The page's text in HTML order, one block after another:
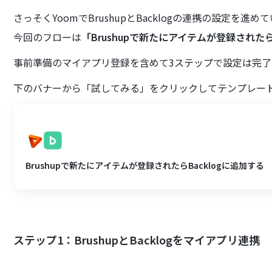
さっそくYoomでBrushupとBacklogの連携の設定を進め
今回のフローは 「Brushupで新たにアイテムが登録され
事前準備のマイアプリ登録を含めて3ステップで設定は完
下のバナーから「試してみる」をクリックしてテンプレー
Brushupで新たにアイテムが登録されたらBacklogに追加する
ステップ1：BrushupとBacklogをマイアプリ連携